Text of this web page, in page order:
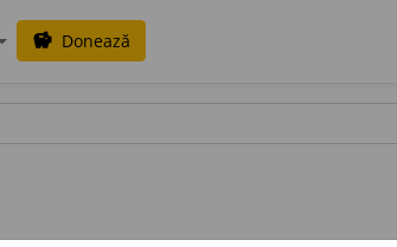
savings Donează